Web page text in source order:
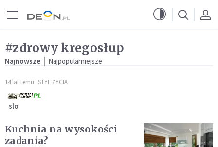
#zdrowy kregosłup
Najnowsze Najpopularniejsze
14 lat temu STYL ŻYCIA
slo
Kuchnia na wysokości
zadania?